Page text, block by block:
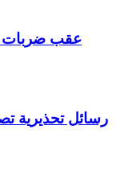
عقب ضربات
رسائل تحذيرية